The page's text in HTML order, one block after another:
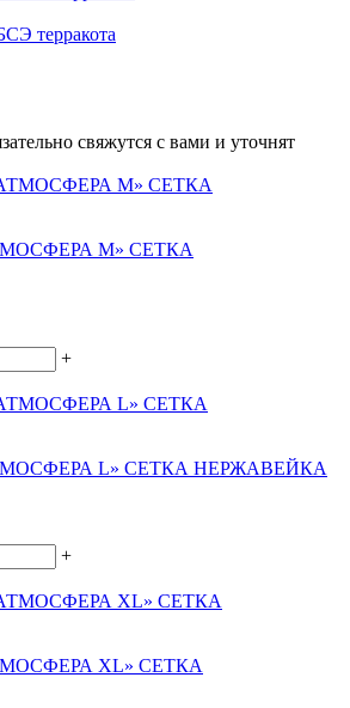
терракота
свяжутся с вами и уточнят
М» СЕТКА
+
L» СЕТКА НЕРЖАВЕЙКА
+
XL» СЕТКА